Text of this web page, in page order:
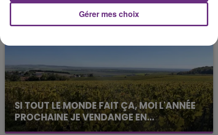
SI TOUT LE MONDE FAIT ÇA, MOI L'ANNÉE
PROCHAINE JE VENDANGE EN...
La vendange en Champagne a débuté ce jeudi 6
Gérer mes choix